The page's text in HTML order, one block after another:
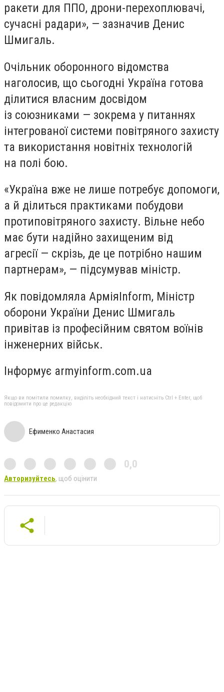
ракети для ППО, дрони-перехоплювачі,
сучасні радари», — зазначив Денис
Шмигаль.
Очільник оборонного відомства
наголосив, що сьогодні Україна готова
ділитися власним досвідом
із союзниками — зокрема у питаннях
інтегрованої системи повітряного захисту
та використання новітніх технологій
на полі бою.
«Україна вже не лише потребує допомоги,
а й ділиться практиками побудови
протиповітряного захисту. Вільне небо
має бути надійно захищеним від
агресії — скрізь, де це потрібно нашим
партнерам», — підсумував міністр.
Як повідомляла АрміяInform, Міністр
оборони України Денис Шмигаль
привітав із професійним святом воїнів
інженерних військ.
Інформує armyinform.com.ua
Якщо ви помітили помилку, виділіть необхідний текст і натисніть Ctrl + Enter, щоб
повідомити про це редакцію
Ефименко Анастасия
0,0
Авторизуйтесь, щоб оцінити